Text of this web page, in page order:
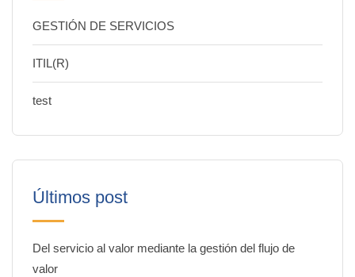
GESTIÓN DE SERVICIOS
ITIL(R)
test
Últimos post
Del servicio al valor mediante la gestión del flujo de
valor